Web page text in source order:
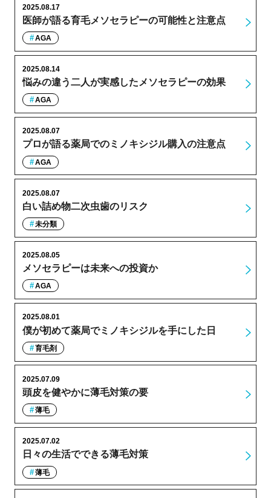
医師が語る育毛メソセラピーの可能性と注意点
2025.08.17
AGA
悩みの違う二人が実感したメソセラピーの効果
2025.08.14
AGA
プロが語る薬局でのミノキシジル購入の注意点
2025.08.07
AGA
白い詰め物二次虫歯のリスク
2025.08.07
未分類
メソセラピーは未来への投資か
2025.08.05
AGA
僕が初めて薬局でミノキシジルを手にした日
2025.08.01
育毛剤
頭皮を健やかに薄毛対策の要
2025.07.09
薄毛
日々の生活でできる薄毛対策
2025.07.02
薄毛